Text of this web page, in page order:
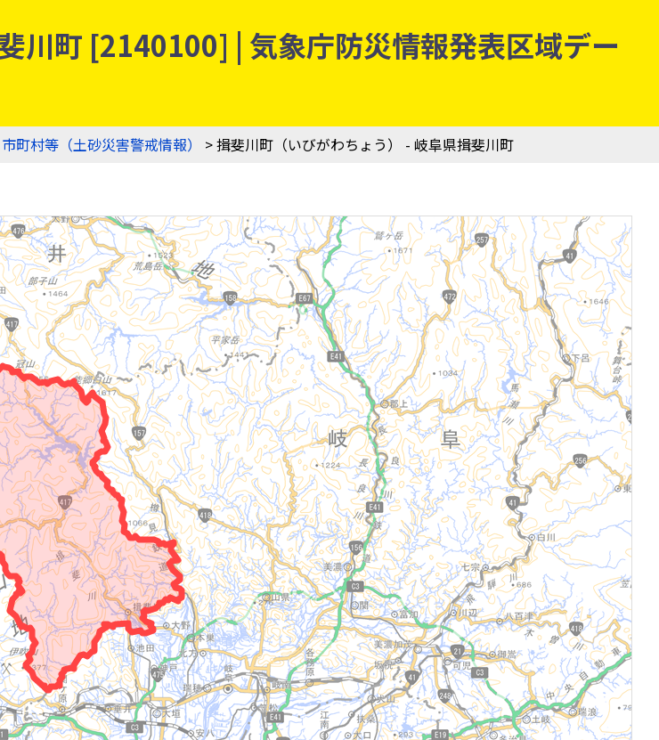
川町 [2140100] | 気象庁防災情報発表区域デー
市町村等（土砂災害警戒情報） > 揖斐川町（いびがわちょう） - 岐阜県揖斐川町